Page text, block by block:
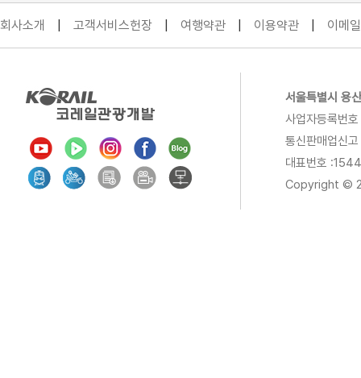
회사소개 고객서비스헌장 여행약관 이용약관 이메
서울특별시 용
사업자등록번
통신판매업신
대표번호
Copyright ©